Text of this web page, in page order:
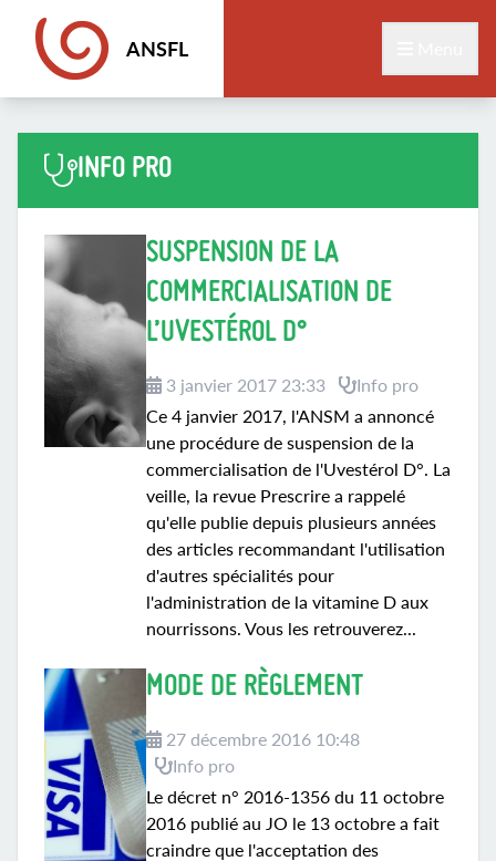
ANSFL
INFO PRO
SUSPENSION DE LA
COMMERCIALISATION DE
L’UVESTÉROL D°
3 janvier 2017 23:33
Info pro
Ce 4 janvier 2017, l'ANSM a annoncé
une procédure de suspension de la
commercialisation de l'Uvestérol D°. La
veille, la revue Prescrire a rappelé
qu'elle publie depuis plusieurs années
des articles recommandant l'utilisation
d'autres spécialités pour
l'administration de la vitamine D aux
nourrissons. Vous les retrouverez...
MODE DE RÈGLEMENT
27 décembre 2016 10:48
Info pro
Le décret n° 2016-1356 du 11 octobre
2016 publié au JO le 13 octobre a fait
craindre que l'acceptation des